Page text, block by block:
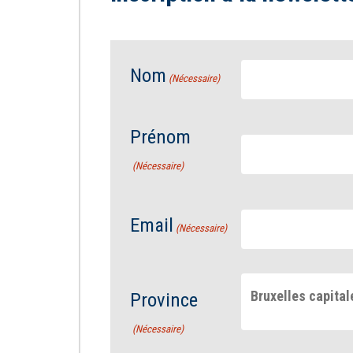
Nom (Nécessaire)
Prénom
(Nécessaire)
Email (Nécessaire)
Province
(Nécessaire)
Bruxelles